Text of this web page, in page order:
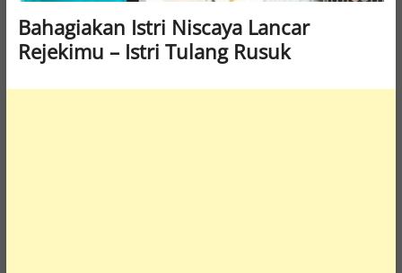
Bahagiakan Istri Niscaya Lancar
Rejekimu – Istri Tulang Rusuk